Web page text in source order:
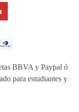
BBVA y Paypal ó
para estudiantes y